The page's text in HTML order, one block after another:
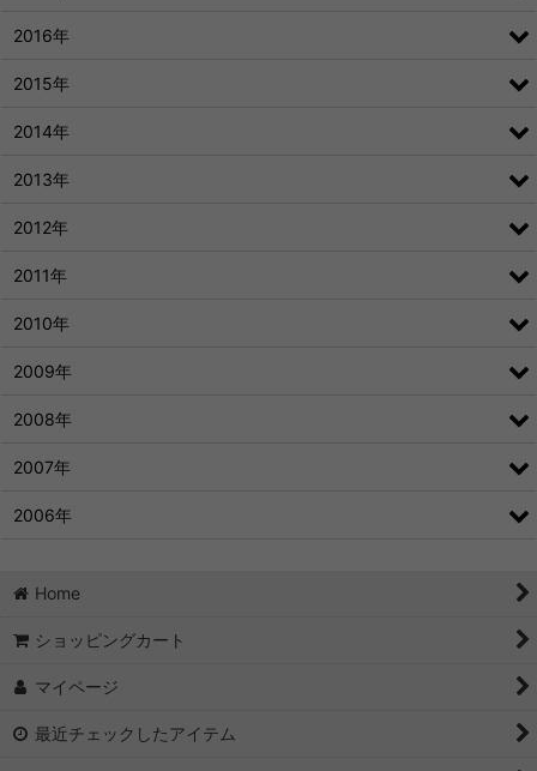
2016年
2015年
2014年
2013年
2012年
2011年
2010年
2009年
2008年
2007年
2006年
Home
ショッピングカート
マイページ
最近チェックしたアイテム